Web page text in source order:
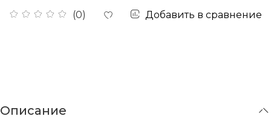
(0) Добавить в сравнение
Описание